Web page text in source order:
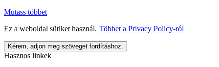
Mutass többet
Ez a weboldal sütiket használ. Többet a Privacy Policy-ról
Kérem, adjon meg szöveget fordításhoz.
Hasznos linkek